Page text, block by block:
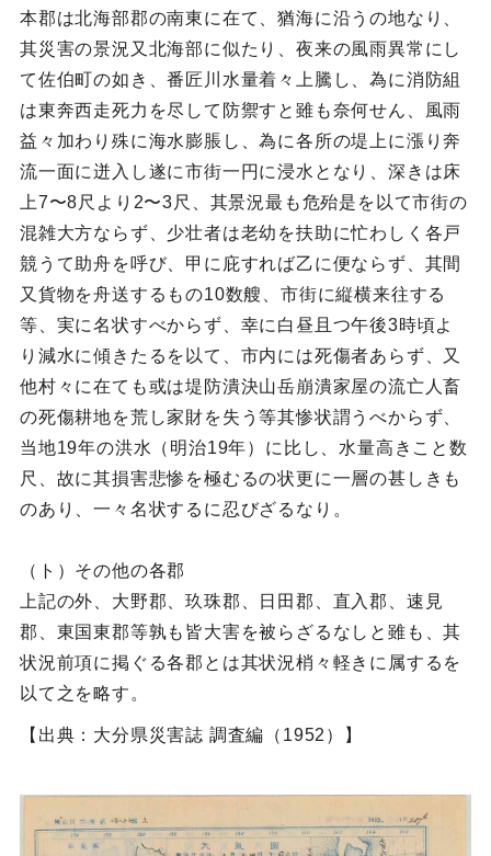
本郡は北海部郡の南東に在て、猶海に沿うの地なり、
其災害の景況又北海部に似たり、夜来の風雨異常にし
て佐伯町の如き、番匠川水量着々上騰し、為に消防組
は東奔西走死力を尽して防禦すと雖も奈何せん、風雨
益々加わり殊に海水膨脹し、為に各所の堤上に漲り奔
流一面に迸入し遂に市街一円に浸水となり、深きは床
上7〜8尺より2〜3尺、其景況最も危殆是を以て市街の
混雑大方ならず、少壮者は老幼を扶助に忙わしく各戸
競うて助舟を呼び、甲に庇すれば乙に便ならず、其間
又貨物を舟送するもの10数艘、市街に縦横来往する
等、実に名状すべからず、幸に白昼且つ午後3時頃よ
り減水に傾きたるを以て、市内には死傷者あらず、又
他村々に在ても或は堤防潰決山岳崩潰家屋の流亡人畜
の死傷耕地を荒し家財を失う等其惨状謂うべからず、
当地19年の洪水（明治19年）に比し、水量高きこと数
尺、故に其損害悲惨を極むるの状更に一層の甚しきも
のあり、一々名状するに忍びざるなり。
（ト）その他の各郡
上記の外、大野郡、玖珠郡、日田郡、直入郡、速見
郡、東国東郡等孰も皆大害を被らざるなしと雖も、其
状況前項に掲ぐる各郡とは其状況梢々軽きに属するを
以て之を略す。
【出典：大分県災害誌 調査編（1952）】